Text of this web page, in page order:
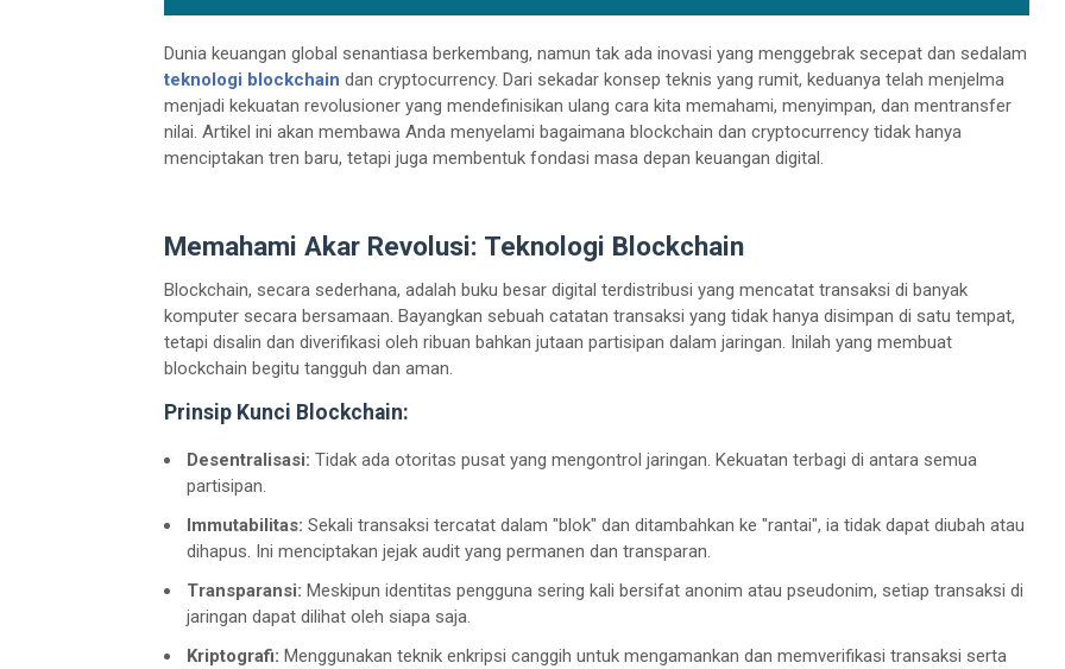
Dunia keuangan global senantiasa berkembang, namun tak ada inovasi yang menggebrak secepat dan sedalam
teknologi blockchain dan cryptocurrency. Dari sekadar konsep teknis yang rumit, keduanya telah menjelma
menjadi kekuatan revolusioner yang mendefinisikan ulang cara kita memahami, menyimpan, dan mentransfer
nilai. Artikel ini akan membawa Anda menyelami bagaimana blockchain dan cryptocurrency tidak hanya
menciptakan tren baru, tetapi juga membentuk fondasi masa depan keuangan digital.
Memahami Akar Revolusi: Teknologi Blockchain
Blockchain, secara sederhana, adalah buku besar digital terdistribusi yang mencatat transaksi di banyak
komputer secara bersamaan. Bayangkan sebuah catatan transaksi yang tidak hanya disimpan di satu tempat,
tetapi disalin dan diverifikasi oleh ribuan bahkan jutaan partisipan dalam jaringan. Inilah yang membuat
blockchain begitu tangguh dan aman.
Prinsip Kunci Blockchain:
Desentralisasi: Tidak ada otoritas pusat yang mengontrol jaringan. Kekuatan terbagi di antara semua
partisipan.
Immutabilitas: Sekali transaksi tercatat dalam "blok" dan ditambahkan ke "rantai", ia tidak dapat diubah atau
dihapus. Ini menciptakan jejak audit yang permanen dan transparan.
Transparansi: Meskipun identitas pengguna sering kali bersifat anonim atau pseudonim, setiap transaksi di
jaringan dapat dilihat oleh siapa saja.
Kriptografi: Menggunakan teknik enkripsi canggih untuk mengamankan dan memverifikasi transaksi serta